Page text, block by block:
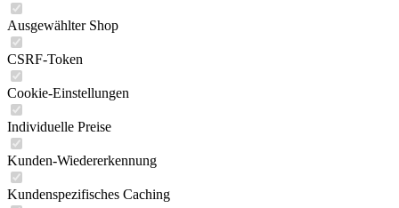
Ausgewählter Shop
CSRF-Token
Cookie-Einstellungen
Individuelle Preise
Kunden-Wiedererkennung
Kundenspezifisches Caching